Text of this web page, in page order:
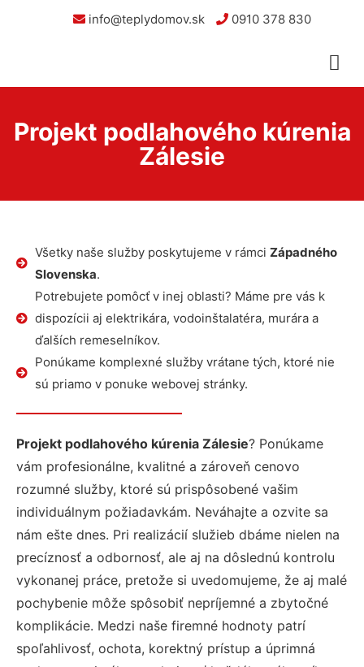
info@teplydomov.sk 0910 378 830
Projekt podlahového kúrenia
Zálesie
Všetky naše služby poskytujeme v rámci Západného
Slovenska.
Potrebujete pomôcť v inej oblasti? Máme pre vás k
dispozícii aj elektrikára, vodoinštalatéra, murára a
ďalších remeselníkov.
Ponúkame komplexné služby vrátane tých, ktoré nie
sú priamo v ponuke webovej stránky.
Projekt podlahového kúrenia Zálesie? Ponúkame
vám profesionálne, kvalitné a zároveň cenovo
rozumné služby, ktoré sú prispôsobené vašim
individuálnym požiadavkám. Neváhajte a ozvite sa
nám ešte dnes. Pri realizácií služieb dbáme nielen na
precíznosť a odbornosť, ale aj na dôslednú kontrolu
vykonanej práce, pretože si uvedomujeme, že aj malé
pochybenie môže spôsobiť nepríjemné a zbytočné
komplikácie. Medzi naše firemné hodnoty patrí
spoľahlivosť, ochota, korektný prístup a úprimná